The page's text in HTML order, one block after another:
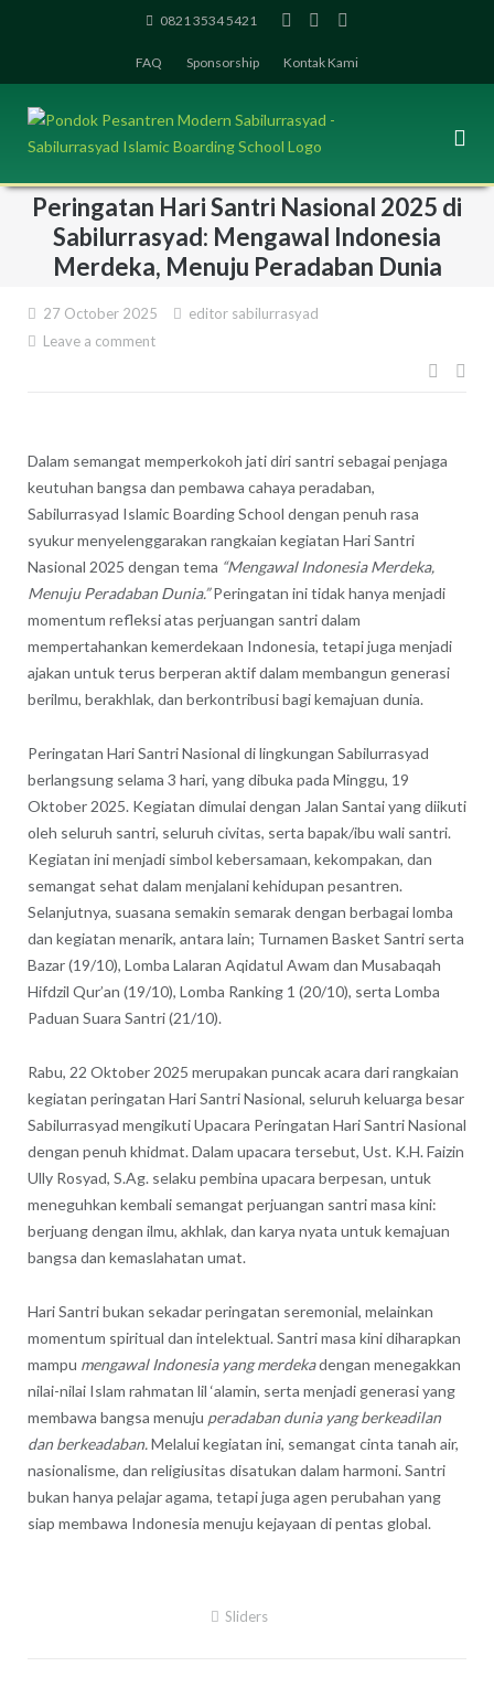
0821 3534 5421
FAQ Sponsorship Kontak Kami
Peringatan Hari Santri Nasional 2025 di
Sabilurrasyad: Mengawal Indonesia
Merdeka, Menuju Peradaban Dunia
27 October 2025
editor sabilurrasyad
Leave a comment
Dalam semangat memperkokoh jati diri santri sebagai penjaga
keutuhan bangsa dan pembawa cahaya peradaban,
Sabilurrasyad Islamic Boarding School dengan penuh rasa
syukur menyelenggarakan rangkaian kegiatan Hari Santri
Nasional 2025 dengan tema “Mengawal Indonesia Merdeka,
Menuju Peradaban Dunia.”Peringatan ini tidak hanya menjadi
momentum refleksi atas perjuangan santri dalam
mempertahankan kemerdekaan Indonesia, tetapi juga menjadi
ajakan untuk terus berperan aktif dalam membangun generasi
berilmu, berakhlak, dan berkontribusi bagi kemajuan dunia.
Peringatan Hari Santri Nasional di lingkungan Sabilurrasyad
berlangsung selama 3 hari, yang dibuka pada Minggu, 19
Oktober 2025. Kegiatan dimulai dengan Jalan Santai yang diikuti
oleh seluruh santri, seluruh civitas, serta bapak/ibu wali santri.
Kegiatan ini menjadi simbol kebersamaan, kekompakan, dan
semangat sehat dalam menjalani kehidupan pesantren.
Selanjutnya, suasana semakin semarak dengan berbagai lomba
dan kegiatan menarik, antara lain; Turnamen Basket Santri serta
Bazar (19/10), Lomba Lalaran Aqidatul Awam dan Musabaqah
Hifdzil Qur’an (19/10), Lomba Ranking 1 (20/10), serta Lomba
Paduan Suara Santri (21/10).
Rabu, 22 Oktober 2025 merupakan puncak acara dari rangkaian
kegiatan peringatan Hari Santri Nasional, seluruh keluarga besar
Sabilurrasyad mengikuti Upacara Peringatan Hari Santri Nasional
dengan penuh khidmat. Dalam upacara tersebut, Ust. K.H. Faizin
Ully Rosyad, S.Ag. selaku pembina upacara berpesan, untuk
meneguhkan kembali semangat perjuangan santri masa kini:
berjuang dengan ilmu, akhlak, dan karya nyata untuk kemajuan
bangsa dan kemaslahatan umat.
Hari Santri bukan sekadar peringatan seremonial, melainkan
momentum spiritual dan intelektual. Santri masa kini diharapkan
mampu mengawal Indonesia yang merdekadengan menegakkan
nilai-nilai Islam rahmatan lil ‘alamin, serta menjadi generasi yang
membawa bangsa menuju peradaban dunia yang berkeadilan
dan berkeadaban.Melalui kegiatan ini, semangat cinta tanah air,
nasionalisme, dan religiusitas disatukan dalam harmoni. Santri
bukan hanya pelajar agama, tetapi juga agen perubahan yang
siap membawa Indonesia menuju kejayaan di pentas global.
Sliders